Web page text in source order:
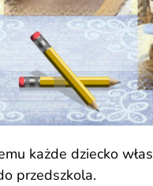
każde dziecko
przedszkola.